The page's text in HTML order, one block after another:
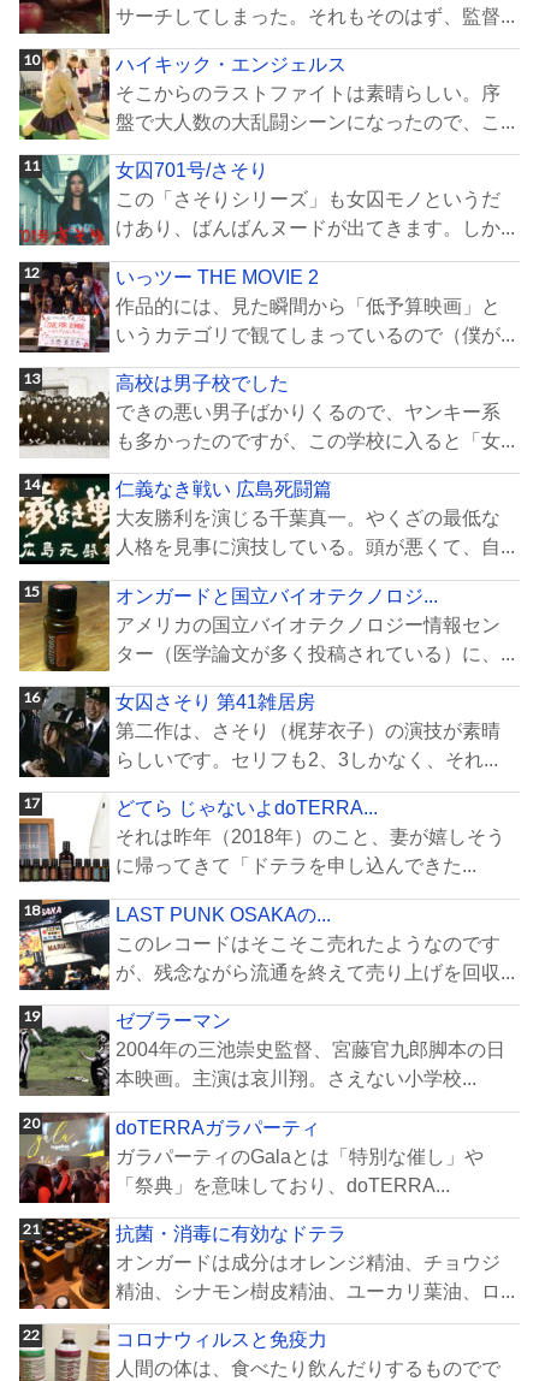
サーチしてしまった。それもそのはず、監督...
ハイキック・エンジェルス
そこからのラストファイトは素晴らしい。序
盤で大人数の大乱闘シーンになったので、こ...
女囚701号/さそり
この「さそりシリーズ」も女囚モノというだ
けあり、ばんばんヌードが出てきます。しか...
いっツー THE MOVIE 2
作品的には、見た瞬間から「低予算映画」と
いうカテゴリで観てしまっているので（僕が...
高校は男子校でした
できの悪い男子ばかりくるので、ヤンキー系
も多かったのですが、この学校に入ると「女...
仁義なき戦い 広島死闘篇
大友勝利を演じる千葉真一。やくざの最低な
人格を見事に演技している。頭が悪くて、自...
オンガードと国立バイオテクノロジ...
アメリカの国立バイオテクノロジー情報セン
ター（医学論文が多く投稿されている）に、...
女囚さそり 第41雑居房
第二作は、さそり（梶芽衣子）の演技が素晴
らしいです。セリフも2、3しかなく、それ...
どてら じゃないよdoTERRA...
それは昨年（2018年）のこと、妻が嬉しそう
に帰ってきて「ドテラを申し込んできた...
LAST PUNK OSAKAの...
このレコードはそこそこ売れたようなのです
が、残念ながら流通を終えて売り上げを回収...
ゼブラーマン
2004年の三池崇史監督、宮藤官九郎脚本の日
本映画。主演は哀川翔。さえない小学校...
doTERRAガラパーティ
ガラパーティのGalaとは「特別な催し」や
「祭典」を意味しており、doTERRA...
抗菌・消毒に有効なドテラ
オンガードは成分はオレンジ精油、チョウジ
精油、シナモン樹皮精油、ユーカリ葉油、ロ...
コロナウィルスと免疫力
人間の体は、食べたり飲んだりするものでで